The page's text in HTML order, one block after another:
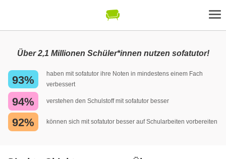
Über 2,1 Millionen Schüler*innen nutzen sofatutor!
93%
haben mit sofatutor ihre Noten in mindestens einem Fach
verbessert
94% verstehen den Schulstoff mit sofatutor besser
92% können sich mit sofatutor besser auf Schularbeiten vorbereiten